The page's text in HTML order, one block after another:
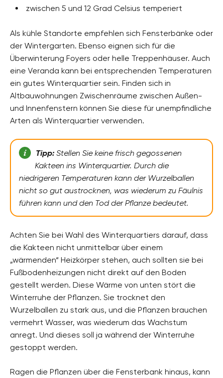
zwischen 5 und 12 Grad Celsius temperiert
Als kühle Standorte empfehlen sich Fensterbänke oder
der Wintergarten. Ebenso eignen sich für die
Überwinterung Foyers oder helle Treppenhäuser. Auch
eine Veranda kann bei entsprechenden Temperaturen
ein gutes Winterquartier sein. Finden sich in
Altbauwohnungen Zwischenräume zwischen Außen-
und Innenfenstern können Sie diese für unempfindliche
Arten als Winterquartier verwenden.
Tipp:Stellen Sie keine frisch gegossenen
Kakteen ins Winterquartier. Durch die
niedrigeren Temperaturen kann der Wurzelballen
nicht so gut austrocknen, was wiederum zu Fäulnis
führen kann und den Tod der Pflanze bedeutet.
Achten Sie bei Wahl des Winterquartiers darauf, dass
die Kakteen nicht unmittelbar über einem
„wärmenden“ Heizkörper stehen, auch sollten sie bei
Fußbodenheizungen nicht direkt auf den Boden
gestellt werden. Diese Wärme von unten stört die
Winterruhe der Pflanzen. Sie trocknet den
Wurzelballen zu stark aus, und die Pflanzen brauchen
vermehrt Wasser, was wiederum das Wachstum
anregt. Und dieses soll ja während der Winterruhe
gestoppt werden.
Ragen die Pflanzen über die Fensterbank hinaus, kann